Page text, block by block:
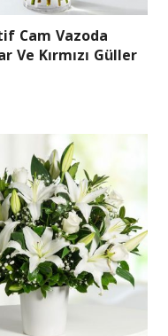
Cam Vazoda
Ve Kırmızı Güller